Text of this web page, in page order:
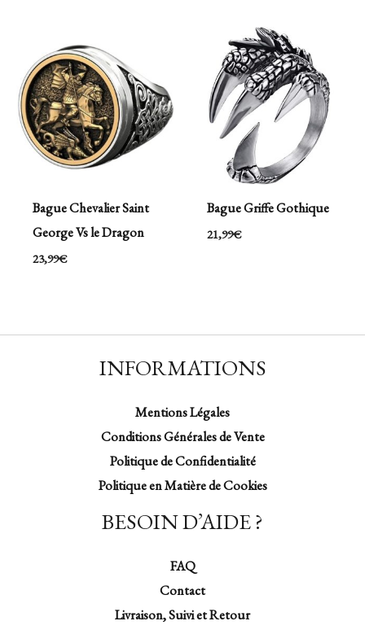
Bague Chevalier Saint
George Vs le Dragon
23,99€
Bague Griffe Gothique
21,99€
INFORMATIONS
Mentions Légales
Conditions Générales de Vente
Politique de Confidentialité
Politique en Matière de Cookies
BESOIN D’AIDE ?
FAQ
Contact
Livraison, Suivi et Retour